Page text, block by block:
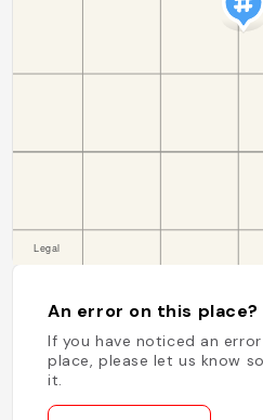
An error on this place?
If you have noticed an
place, please let us know
it.